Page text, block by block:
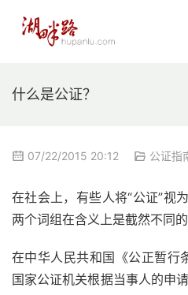
什么是公证？
07/22/2015 20:12 公证指
在社会上，有些人将“公证”视
两个词组在含义上是截然不同的
在中华人民共和国《公正暂行
国家公证机关根据当事人的申